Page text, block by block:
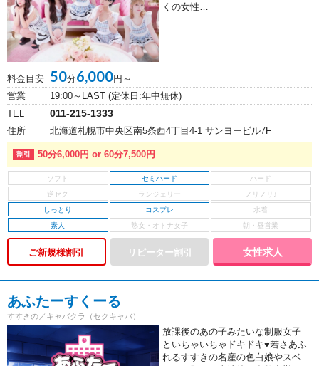
くの女性…
料金目安 50分6,000円～
営業
19:00～LAST (定休日:年中無休)
TEL
011-215-1333
住所 北海道札幌市中央区南5条西4丁目4-1 サンヨービル7F
50分6,000円 or 60分7,500円
セミハード
しっとり
コスプレ
素人
ご新規様割引 女性求人
あふたーすくーる
すすきの／キャバクラ（セクキャバ）
放課後のあの子みたいな制服女子
といちゃいちゃドキドキ♥若さあふ
れるすすきの名産の色白娘やスベ